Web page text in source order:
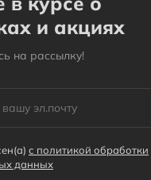
и акциях
на рассылкy!
с политикой обработки
данных